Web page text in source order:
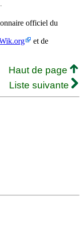
officiel du
et de
Haut de page
Liste suivante